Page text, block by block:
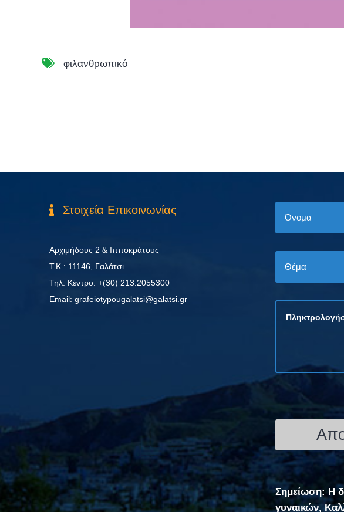
φιλανθρωπικό
Στοιχεία Επικοινωνίας
Αρχιμήδους 2 & Ιπποκράτους
Τ.Κ.: 11146, Γαλάτσι
Τηλ. Κέντρο: +(30) 213.2055300
Εmail: grafeiotypougalatsi@galatsi.gr
Σημείωση: Η
γυναικών,